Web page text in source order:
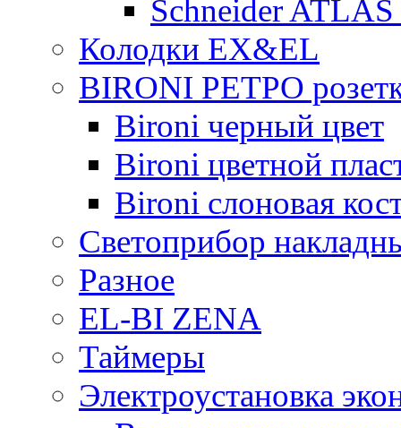
Schneider
Колодки EX&EL
BIRONI РЕТРО
Bironi черный цвет
Bironi цветной
Bironi слоновая
Светоприбор
Разное
EL-BI ZENA
Таймеры
Электроустановка